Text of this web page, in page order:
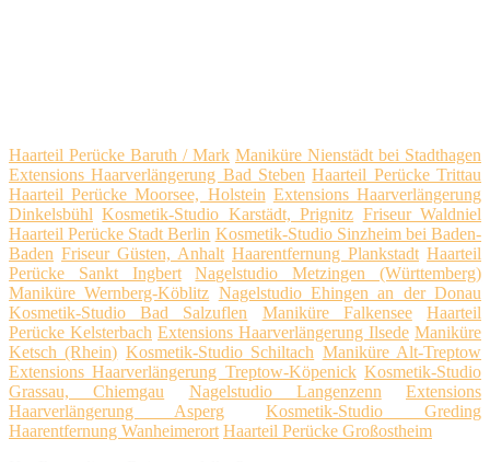
Haarteil Perücke Baruth / Mark Maniküre Nienstädt bei Stadthagen
Extensions Haarverlängerung Bad Steben Haarteil Perücke Trittau
Haarteil Perücke Moorsee, Holstein Extensions Haarverlängerung
Dinkelsbühl Kosmetik-Studio Karstädt, Prignitz Friseur Waldniel
Haarteil Perücke Stadt Berlin Kosmetik-Studio Sinzheim bei Baden-
Baden Friseur Güsten, Anhalt Haarentfernung Plankstadt Haarteil
Perücke Sankt Ingbert
Nagelstudio Metzingen (Württemberg)
Maniküre Wernberg-Köblitz Nagelstudio Ehingen an der Donau
Kosmetik-Studio Bad Salzuflen
Maniküre Falkensee
Haarteil
Perücke Kelsterbach Extensions Haarverlängerung Ilsede Maniküre
Ketsch (Rhein) Kosmetik-Studio Schiltach Maniküre Alt-Treptow
Extensions Haarverlängerung Treptow-Köpenick Kosmetik-Studio
Grassau, Chiemgau
Nagelstudio Langenzenn
Extensions
Haarverlängerung Asperg
Kosmetik-Studio Greding
Haarentfernung Wanheimerort Haarteil Perücke Großostheim